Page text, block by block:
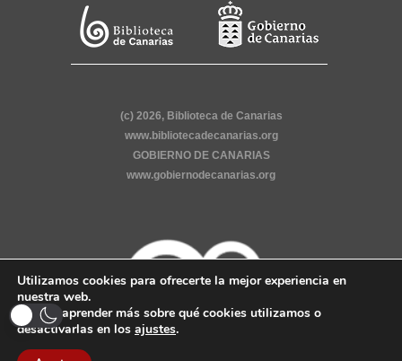
(c) 2026, Biblioteca de Canarias
www.bibliotecadecanarias.org
GOBIERNO DE CANARIAS
www.gobiernodecanarias.org
Utilizamos cookies para ofrecerte la mejor experiencia en
nuestra web.
Puedes aprender más sobre qué cookies utilizamos o
desactivarlas en los ajustes.